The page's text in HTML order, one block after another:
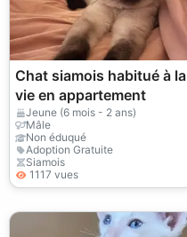
Chat siamois habitué à la
vie en appartement
Jeune (6 mois - 2 ans)
Mâle
Non éduqué
Adoption Gratuite
Siamois
1117 vues